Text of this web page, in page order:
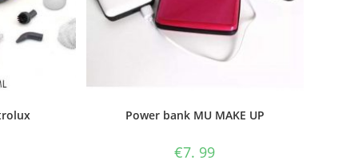
Power bank MU MAKE UP
€7. 99